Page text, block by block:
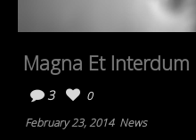
Magna Et Interdum
3
0
February 23, 2014 News